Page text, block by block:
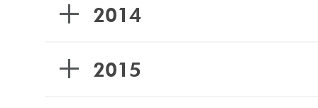
2014
2015